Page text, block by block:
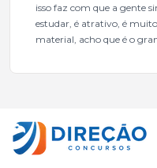
isso faz com que a gente
estudar, é atrativo, é
material, acho que é o
mais excelentes cargos
pudesse enxergar o que
das aulas vocês(Direção